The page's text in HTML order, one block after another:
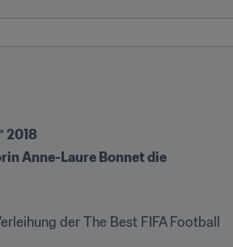
2018
Anne-Laure Bonnet die
der The Best FIFA Football